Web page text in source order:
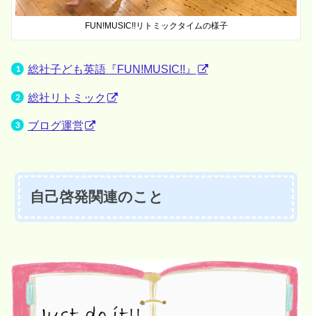
FUN!MUSIC!!リトミックタイムの様子
総社子ども英語『FUN!MUSIC!!』
総社リトミック
ブログ運営
自己啓発関連のこと